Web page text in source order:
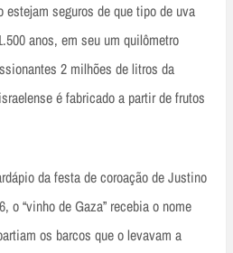
seguros de que tipo de uva
anos, em seu um quilômetro
2 milhões de litros da
é fabricado a partir de frutos
da festa de coroação de Justino
o “vinho de Gaza” recebia o nome
os barcos que o levavam a